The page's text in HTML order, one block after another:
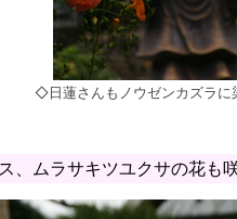
◇日蓮さんもノウゼンカズラに
、ムラサキツユクサの花も